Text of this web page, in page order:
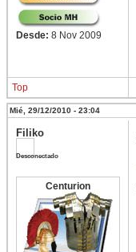
Desde: 8 Nov 2009
Top
Mié, 29/12/2010 - 23:04
Filiko
Desconectado
Centurion